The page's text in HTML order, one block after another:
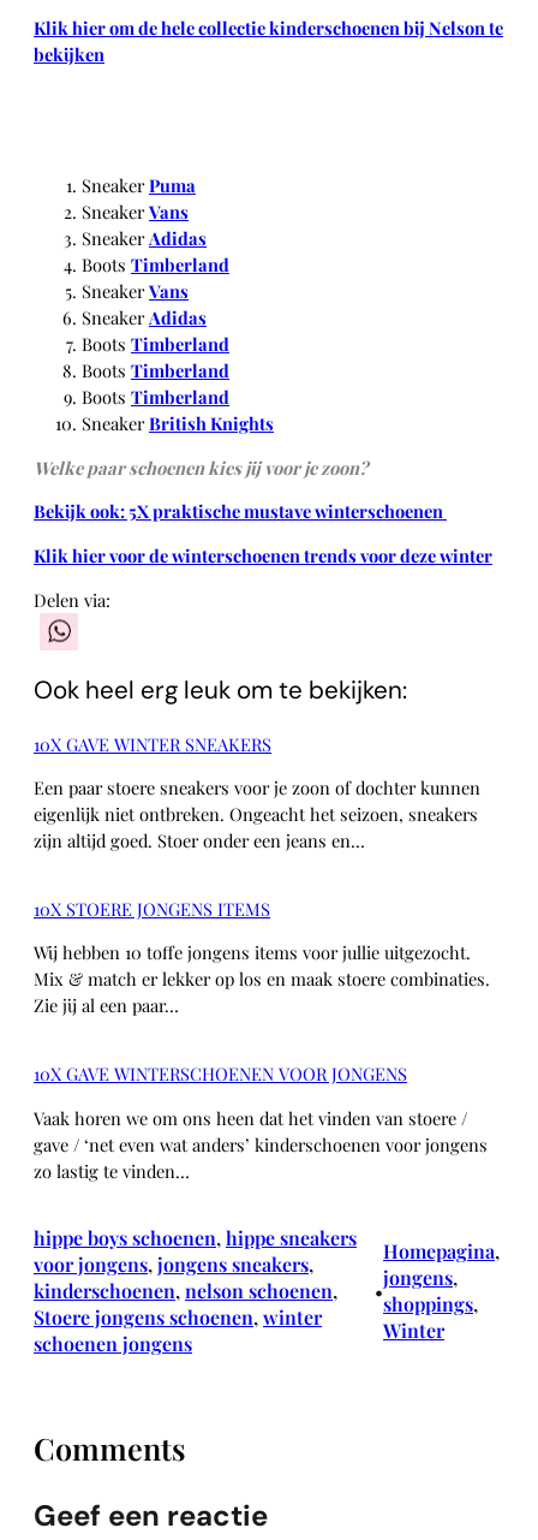
Klik hier om de hele collectie kinderschoenen bij Nelson te
bekijken
SneakerPuma
SneakerVans
SneakerAdidas
Boots Timberland
SneakerVans
SneakerAdidas
Boots Timberland
Boots Timberland
Boots Timberland
SneakerBritish Knights
Welke paar schoenen kies jij voor je zoon?
Bekijk ook: 5X praktische mustave winterschoenen
Klik hier voor de winterschoenen trends voor deze winter
Delen via:
Ook heel erg leuk om te bekijken:
10X GAVE WINTER SNEAKERS
Een paar stoere sneakers voor je zoon of dochter kunnen
eigenlijk niet ontbreken. Ongeacht het seizoen, sneakers
zijn altijd goed. Stoer onder een jeans en…
10X STOERE JONGENS ITEMS
Wij hebben 10 toffe jongens items voor jullie uitgezocht.
Mix & match er lekker op los en maak stoere combinaties.
Zie jij al een paar…
10X GAVE WINTERSCHOENEN VOOR JONGENS
Vaak horen we om ons heen dat het vinden van stoere /
gave / ‘net even wat anders’ kinderschoenen voor jongens
zo lastig te vinden…
hippe boys schoenen, hippe sneakers
voor jongens, jongens sneakers
kinderschoenen, nelson schoenen
Stoere jongens schoenen, winter
schoenen jongens
•
Homepagina
jongens
shoppings
Winter
Comments
Geef een reactie